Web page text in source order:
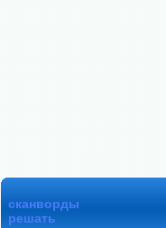
сканворды
решать